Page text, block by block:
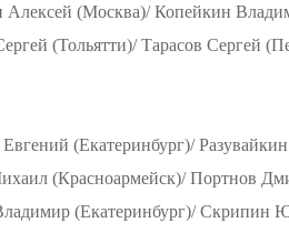
Алексей (Москва)/ Копейкин
(Тольятти)/ Тарасов Сергей
(Екатеринбург)/
(Красноармейск)/ Портнов
(Екатеринбург)/ Скрипин